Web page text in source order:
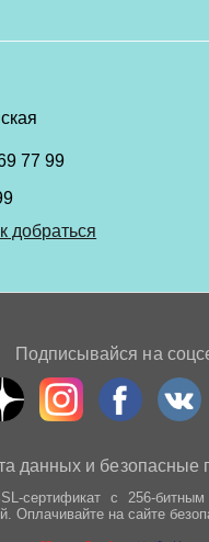
77 99
добраться
Подписывайся на
данных и безопасные
сертификат с 256-
Оплачивайте на сайте